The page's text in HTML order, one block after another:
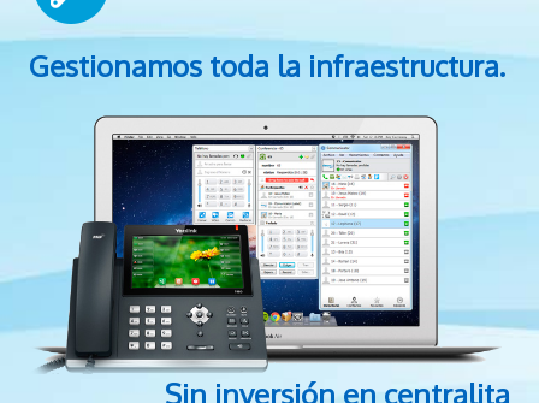
Gestionamos toda la infraestructura.
Sin inversión en centralita